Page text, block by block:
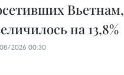
Вьетнам,
на 13,8%
2026 00:30